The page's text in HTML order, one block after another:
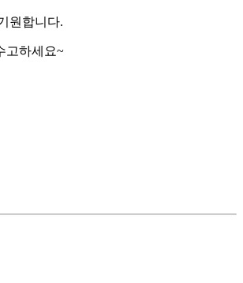
원합니다.
고하세요~